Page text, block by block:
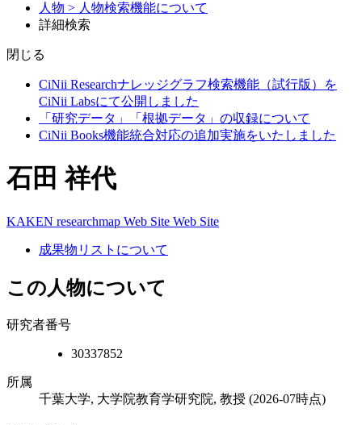
人物 > 人物検索機能について
詳細検索
閉じる
CiNii Researchナレッジグラフ検索機能（試行版）を
CiNii Labsにて公開しました
「研究データ」「根拠データ」の収録について
CiNii Books機能統合対応の追加実施をいたしました
石田 祥代
KAKEN researchmap Web Site Web Site
成果物リストについて
この人物について
研究者番号
30337852
所属
千葉大学, 大学院教育学研究院, 教授 (2026-07時点)